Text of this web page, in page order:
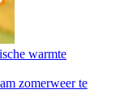
warmte
zomerweer te